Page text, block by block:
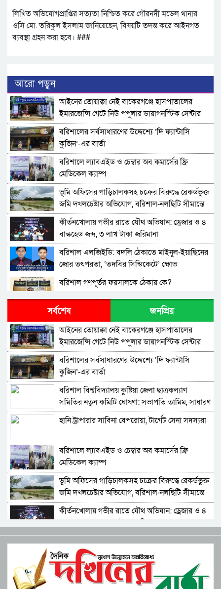
লিখিত অভিযোগপ্রাপ্তির সত্যতা নিশ্চিত করে গৌরনদী মডেল থানার
ওসি মো. তরিকুল ইসলাম জানিয়েছেন, বিষয়টি তদন্ত করে আইনগত
ব্যবস্থা গ্রহন করা হবে। ###
আরো পড়ুন
​আইনের তোয়াক্কা নেই বাকেরগঞ্জে হাসপাতালের
ইমারজেন্সি গেটে নিউ পপুলার ডায়াগনস্টিক সেন্টার
বরিশালের সর্বসাধারণের উদ্দেশ্যে ‘দি ফ্যান্টাসি
কুজিন’-এর বার্তা
বরিশালে ল্যাবএইড ও চেম্বার অব কমার্সের ফ্রি
মেডিকেল ক্যাম্প
‎ভূমি অফিসের গাড়িচালকসহ চক্রের বিরুদ্ধে রেকর্ডভুক্ত
জমি দখলচেষ্টার অভিযোগ, বরিশাল-নলছিটি সীমান্তে
চাঞ্চল্য
কীর্তনখোলায় গভীর রাতে যৌথ অভিযান: ড্রেজার ও ৪
বাল্কহেড জব্দ, ৩ লাখ টাকা জরিমানা
বরিশাল এলজিইডি: বদলি ঠেকাতে মাইনুল-ইয়াছিনের
জোর তৎপরতা, ‘তদবির সিন্ডিকেটে’ ক্ষোভ
বরিশাল গণপূর্তর ফয়সালকে ঠেকায় কে?
বরিশালে শিক্ষকদের কোচিং বাণিজ্য: সংকটে প্রাথমিক
শিক্ষা
উত্তর আমানতগঞ্জ সিকদার পাড়া জামে মসজিদের
পূর্ণাঙ্গ কমিটি গঠন
বরিশাল এয়ারপোর্ট থানার পৃথক অভিযানে ইয়াবাসহ
দুই মাদক ব্যবসায়ী আটক ​
বরিশালে অর্ধ কোটি টাকা আত্মসাতের অভিযোগ,
প্রতারণার শিকার লিজা সিদ্দিক দম্পতি
বার্তা দিলেন কাউন্সিলর প্রার্থী জিতু
বরিশালে মাছের ট্রাক থেকে ১ লাখ টাকা চাঁদাবাজি,
বহিষ্কার দুই ছাত্রদল নেতা
প্রকাশিত সংবাদের প্রতিবাদ
বিরুদ্ধে স্বেচ্ছাচারিতার গুরুতর অভিযোগ
সর্বশেষ জনপ্রিয়
​আইনের তোয়াক্কা নেই বাকেরগঞ্জে হাসপাতালের
ইমারজেন্সি গেটে নিউ পপুলার ডায়াগনস্টিক সেন্টার
বরিশালের সর্বসাধারণের উদ্দেশ্যে ‘দি ফ্যান্টাসি
কুজিন’-এর বার্তা
বরিশাল বিশ্ববিদ্যালয় কুষ্টিয়া জেলা ছাত্রকল্যাণ
সমিতির নতুন কমিটি ঘোষণা: সভাপতি তামিম, সাধারণ
সম্পাদক রিহাম
হানি ট্রাপারার সাবিনা বেপরোয়া, টার্গেট সেনা সদস্যরা
বরিশালে ল্যাবএইড ও চেম্বার অব কমার্সের ফ্রি
মেডিকেল ক্যাম্প
‎ভূমি অফিসের গাড়িচালকসহ চক্রের বিরুদ্ধে রেকর্ডভুক্ত
জমি দখলচেষ্টার অভিযোগ, বরিশাল-নলছিটি সীমান্তে
চাঞ্চল্য
কীর্তনখোলায় গভীর রাতে যৌথ অভিযান: ড্রেজার ও ৪
বাল্কহেড জব্দ, ৩ লাখ টাকা জরিমানা
বরিশাল এলজিইডি: বদলি ঠেকাতে মাইনুল-ইয়াছিনের
জোর তৎপরতা, ‘তদবির সিন্ডিকেটে’ ক্ষোভ
বরিশাল গণপূর্তর ফয়সালকে ঠেকায় কে?